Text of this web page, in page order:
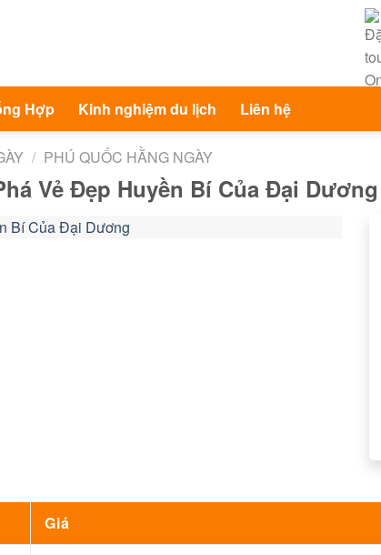
Hợp Kinh nghiệm du lịch Liên hệ
/ PHÚ QUỐC HẰNG NGÀY
Vẻ Đẹp Huyền Bí Của Đại Dương
Giá